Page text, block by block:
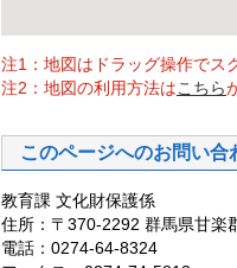
注1：地図はドラッグ操作でス
注2：地図の利用方法はこちら
このページへのお問い合
教育課 文化財保護係
住所：〒370-2292 群馬県甘楽
電話：0274-64-8324